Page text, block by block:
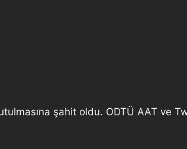
şahit oldu. ODTÜ AAT ve